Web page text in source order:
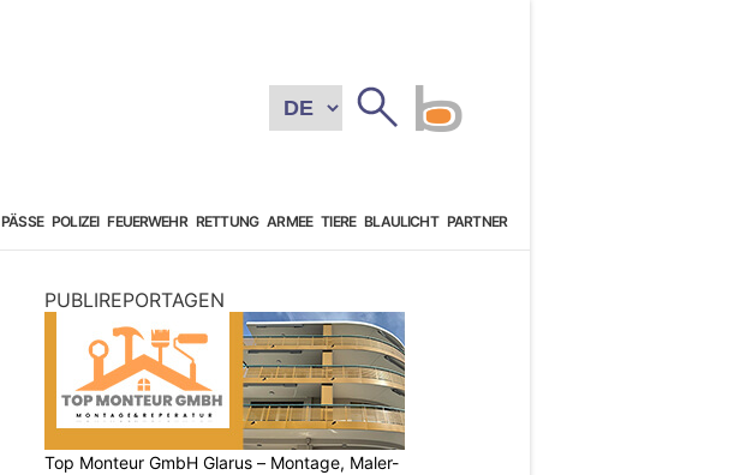
PÄSSE POLIZEI FEUERWEHR RETTUNG ARMEE TIERE BLAULICHT PARTNER
PUBLIREPORTAGEN
Top Monteur GmbH Glarus – Montage, Maler-